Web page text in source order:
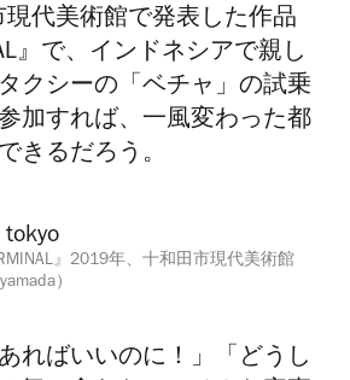
代美術館で発表した作品
』で、インドネシアで親し
クシーの「ベチャ」の試乗
加すれば、一風変わった都
きるだろう。
』2019年、十和田市現代美術館
）
ればいいのに！」「どうし